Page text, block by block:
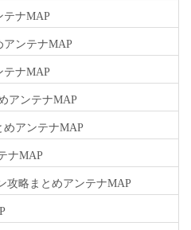
ナMAP
ンテナMAP
ナMAP
アンテナMAP
アンテナMAP
ナMAP
攻略まとめアンテナMAP